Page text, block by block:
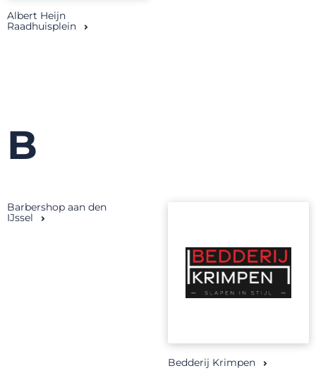
Albert Heijn
Raadhuisplein
B
Barbershop aan den
IJssel
Bedderij Krimpen